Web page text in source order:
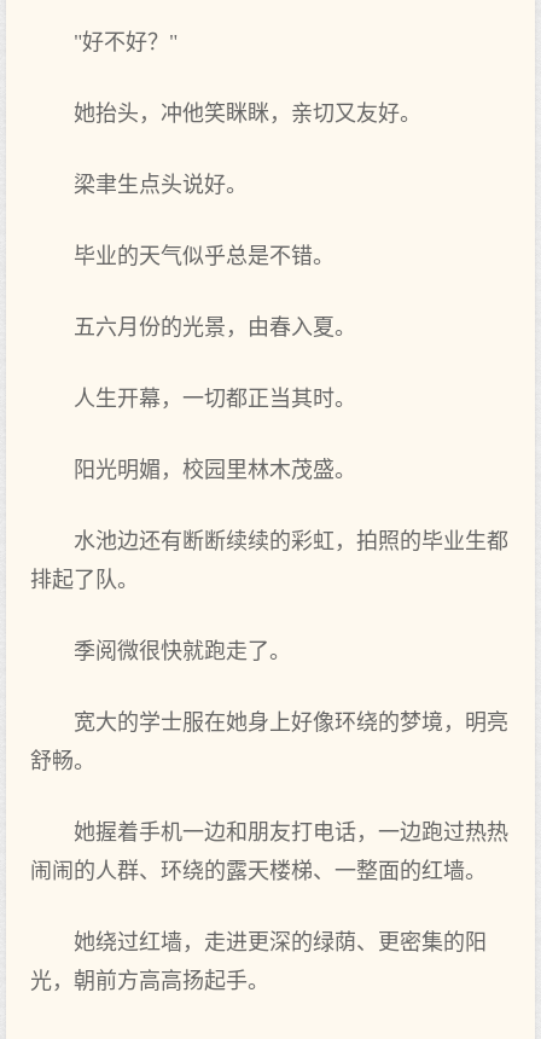
"好不好？"
她抬头，冲他笑眯眯，亲切又友好。
梁聿生点头说好。
毕业的天气似乎总是不错。
五六月份的光景，由春入夏。
人生开幕，一切都正当其时。
阳光明媚，校园里林木茂盛。
水池边还有断断续续的彩虹，拍照的毕业生都
排起了队。
季阅微很快就跑走了。
宽大的学士服在她身上好像环绕的梦境，明亮
舒畅。
她握着手机一边和朋友打电话，一边跑过热热
闹闹的人群、环绕的露天楼梯、一整面的红墙。
她绕过红墙，走进更深的绿荫、更密集的阳
光，朝前方高高扬起手。